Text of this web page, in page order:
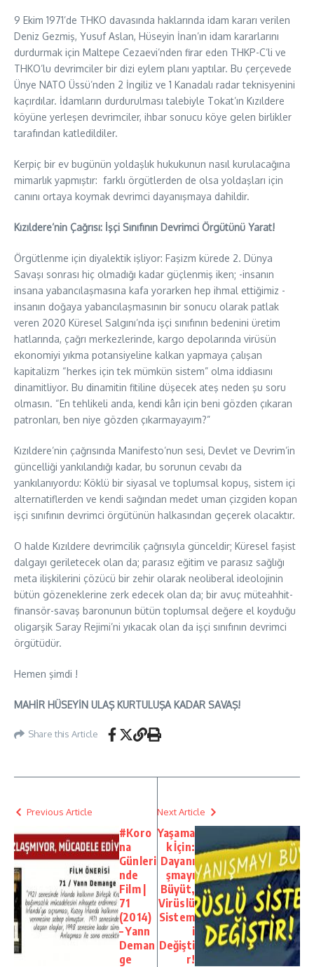
9 Ekim 1971’de THKO davasında haklarında idam kararı verilen
Deniz Gezmiş, Yusuf Aslan, Hüseyin İnan’ın idam kararlarını
durdurmak için Maltepe Cezaevi’nden firar eden THKP-C’li ve
THKO’lu devrimciler bir dizi eylem planı yaptılar. Bu çerçevede
Ünye NATO Üssü’nden 2 İngiliz ve 1 Kanadalı radar teknisyenini
kaçırdılar. İdamların durdurulması talebiyle Tokat’ın Kızıldere
köyüne yerleşen devrimciler, ihbar sonucu köye gelen birlikler
tarafından katledildiler.
Kerpiç bir ev bugünün yoldaşlık hukukunun nasıl kurulacağına
mimarlık yapmıştır: farklı örgütlerden de olsa yoldaşları için
canını ortaya koymak devrimci dayanışmaya dahildir.
Kızıldere’nin Çağrısı: İşçi Sınıfının Devrimci Örgütünü Yarat!
Örgütlenme için diyalektik işliyor: Faşizm kürede 2. Dünya
Savaşı sonrası hiç olmadığı kadar güçlenmiş iken; -insanın
insana yabancılaşmasına kafa yorarken hep ihmal ettiğimiz -
insanın doğaya yabancılaşmasının bir sonucu olarak patlak
veren 2020 Küresel Salgını’nda işçi sınıfının bedenini üretim
hatlarında, çağrı merkezlerinde, kargo depolarında virüsün
ekonomiyi yıkma potansiyeline kalkan yapmaya çalışan
kapitalizm “herkes için tek mümkün sistem” olma iddiasını
dinamitliyor. Bu dinamitin fitiline düşecek ateş neden şu soru
olmasın. “En tehlikeli anda, kendi kârı için beni gözden çıkaran
patronları, ben niye gözden çıkarmayayım?”
Kızıldere’nin çağrısında Manifesto’nun sesi, Devlet ve Devrim’in
güncelliği yankılandığı kadar, bu sorunun cevabı da
yankılanıyordu: Köklü bir siyasal ve toplumsal kopuş, sistem içi
alternatiflerden ve kendi sağından medet uman çizgiden kopan
işçi sınıfının devrimci örgütünün halkasından geçerek olacaktır.
O halde Kızıldere devrimcilik çağrısıyla günceldir; Küresel faşist
dalgayı geriletecek olan da; parasız eğitim ve parasız sağlığı
meta ilişkilerini çözücü bir zehir olarak neoliberal ideolojinin
bütün gözeneklerine zerk edecek olan da; bir avuç müteahhit-
finansör-savaş baronunun bütün toplumsal değere el koyduğu
oligarşik Saray Rejimi’ni yıkacak olan da işçi sınıfının devrimci
örgütüdür.
Hemen şimdi !
MAHİR HÜSEYİN ULAŞ KURTULUŞA KADAR SAVAŞ!
Share this Article
Previous Article
#Koro
na
Günleri
nde
Film |
71
(2014)
– Yann
Deman
ge
Next Article
Yaşama
k İçin:
Dayanı
şmayı
Büyüt,
Virüslü
Sistem
i
Değişti
r!